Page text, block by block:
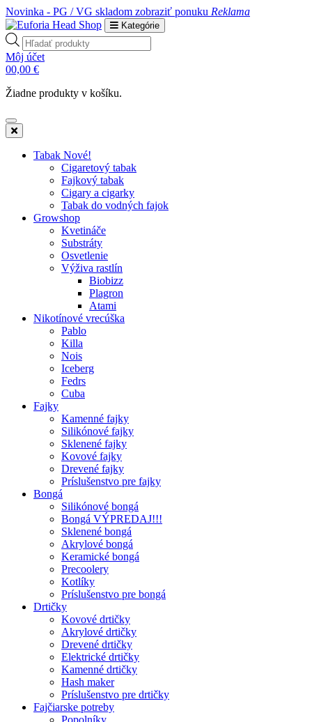
Novinka - PG / VG skladom zobraziť ponuku Reklama
Kategórie
Products
search
Môj účet
00,00 €
Žiadne produkty v košíku.
Tabak Nové!
Cigaretový tabak
Fajkový tabak
Cigary a cigarky
Tabak do vodných fajok
Growshop
Kvetináče
Substráty
Osvetlenie
Výživa rastlín
Biobizz
Plagron
Atami
Nikotínové vrecúška
Pablo
Killa
Nois
Iceberg
Fedrs
Cuba
Fajky
Kamenné fajky
Silikónové fajky
Sklenené fajky
Kovové fajky
Drevené fajky
Príslušenstvo pre fajky
Bongá
Silikónové bongá
Bongá VÝPREDAJ!!!
Sklenené bongá
Akrylové bongá
Keramické bongá
Precoolery
Kotlíky
Príslušenstvo pre bongá
Drtičky
Kovové drtičky
Akrylové drtičky
Drevené drtičky
Elektrické drtičky
Kamenné drtičky
Hash maker
Príslušenstvo pre drtičky
Fajčiarske potreby
Popolníky